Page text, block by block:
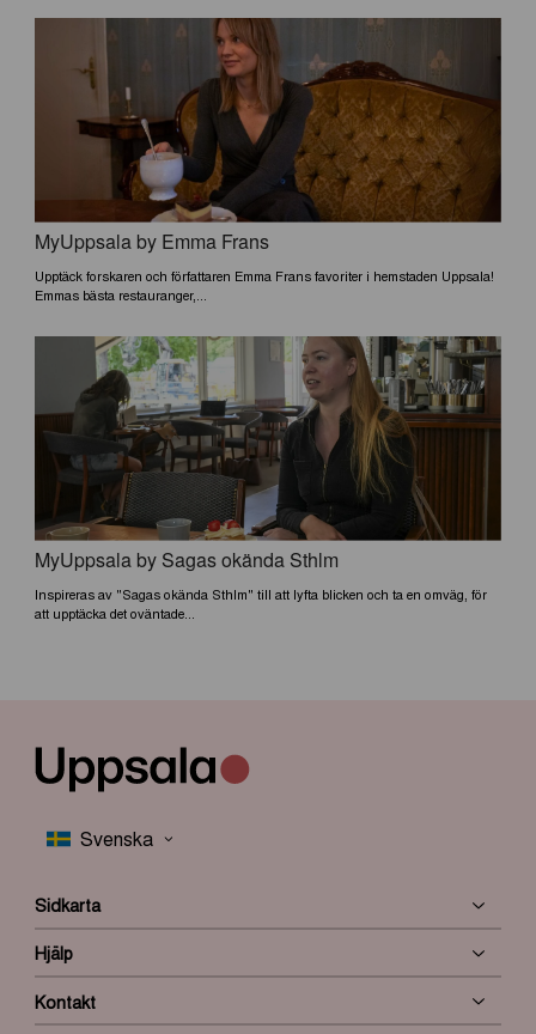
MyUppsala by Emma Frans
Upptäck forskaren och författaren Emma Frans favoriter i hemstaden Uppsala!
Emmas bästa restauranger,...
MyUppsala by Sagas okända Sthlm
Inspireras av "Sagas okända Sthlm" till att lyfta blicken och ta en omväg, för
att upptäcka det oväntade...
Sidkarta
Hjälp
Kontakt